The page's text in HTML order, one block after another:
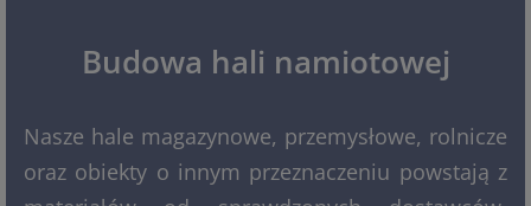
Budowa hali namiotowej
Nasze hale magazynowe, przemysłowe, rolnicze
oraz obiekty o innym przeznaczeniu powstają z